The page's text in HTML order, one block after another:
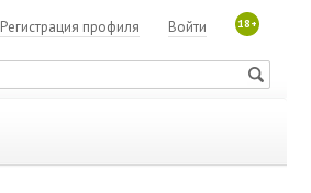
18+
Войти
Регистрация профиля